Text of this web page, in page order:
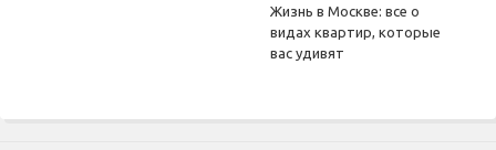
Жизнь в Москве: все о
видах квартир, которые
вас удивят